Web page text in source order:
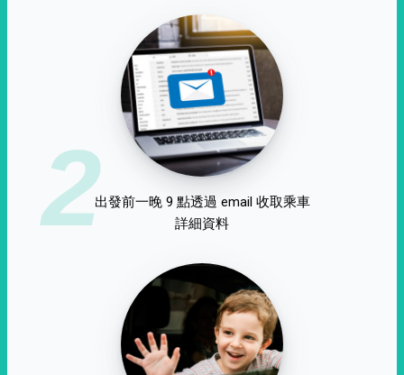
2出發前一晚 9 點透過 email 收取乘車
詳細資料